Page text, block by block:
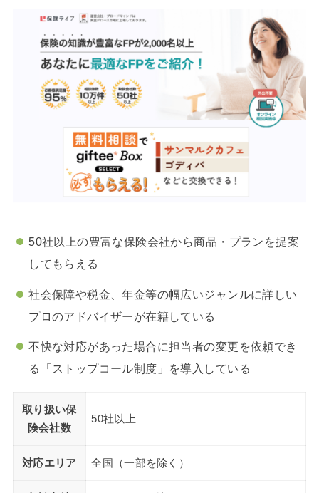
50社以上の豊富な保険会社から商品・プランを提案
してもらえる
社会保障や税金、年金等の幅広いジャンルに詳しい
プロのアドバイザーが在籍している
不快な対応があった場合に担当者の変更を依頼でき
る「ストップコール制度」を導入している
取り扱い保
険会社数
50社以上
対応エリア 全国（一部を除く）